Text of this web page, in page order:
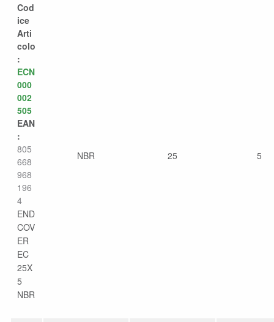
Cod
ice
Arti
colo
:
ECN
000
002
505
EAN
:
805
668
968
196
4
END
COV
ER
EC
25X
5
NBR
NBR 25 5